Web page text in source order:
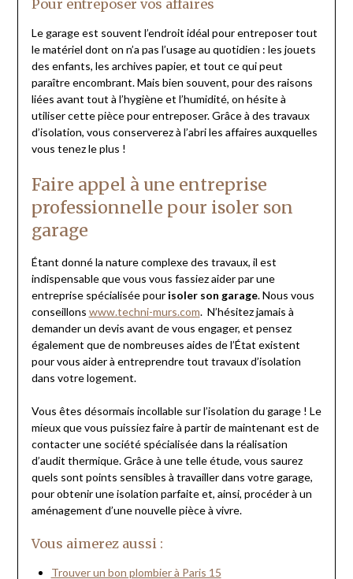
Pour entreposer vos affaires
Le garage est souvent l’endroit idéal pour entreposer tout
le matériel dont on n’a pas l’usage au quotidien : les jouets
des enfants, les archives papier, et tout ce qui peut
paraître encombrant. Mais bien souvent, pour des raisons
liées avant tout à l’hygiène et l’humidité, on hésite à
utiliser cette pièce pour entreposer. Grâce à des travaux
d’isolation, vous conserverez à l’abri les affaires auxquelles
vous tenez le plus !
Faire appel à une entreprise
professionnelle pour isoler son
garage
Étant donné la nature complexe des travaux, il est
indispensable que vous vous fassiez aider par une
entreprise spécialisée pour isoler son garage. Nous vous
conseillons www.techni-murs.com. N’hésitez jamais à
demander un devis avant de vous engager, et pensez
également que de nombreuses aides de l’État existent
pour vous aider à entreprendre tout travaux d’isolation
dans votre logement.
Vous êtes désormais incollable sur l’isolation du garage ! Le
mieux que vous puissiez faire à partir de maintenant est de
contacter une société spécialisée dans la réalisation
d’audit thermique. Grâce à une telle étude, vous saurez
quels sont points sensibles à travailler dans votre garage,
pour obtenir une isolation parfaite et, ainsi, procéder à un
aménagement d’une nouvelle pièce à vivre.
Vous aimerez aussi :
Trouver un bon plombier à Paris 15